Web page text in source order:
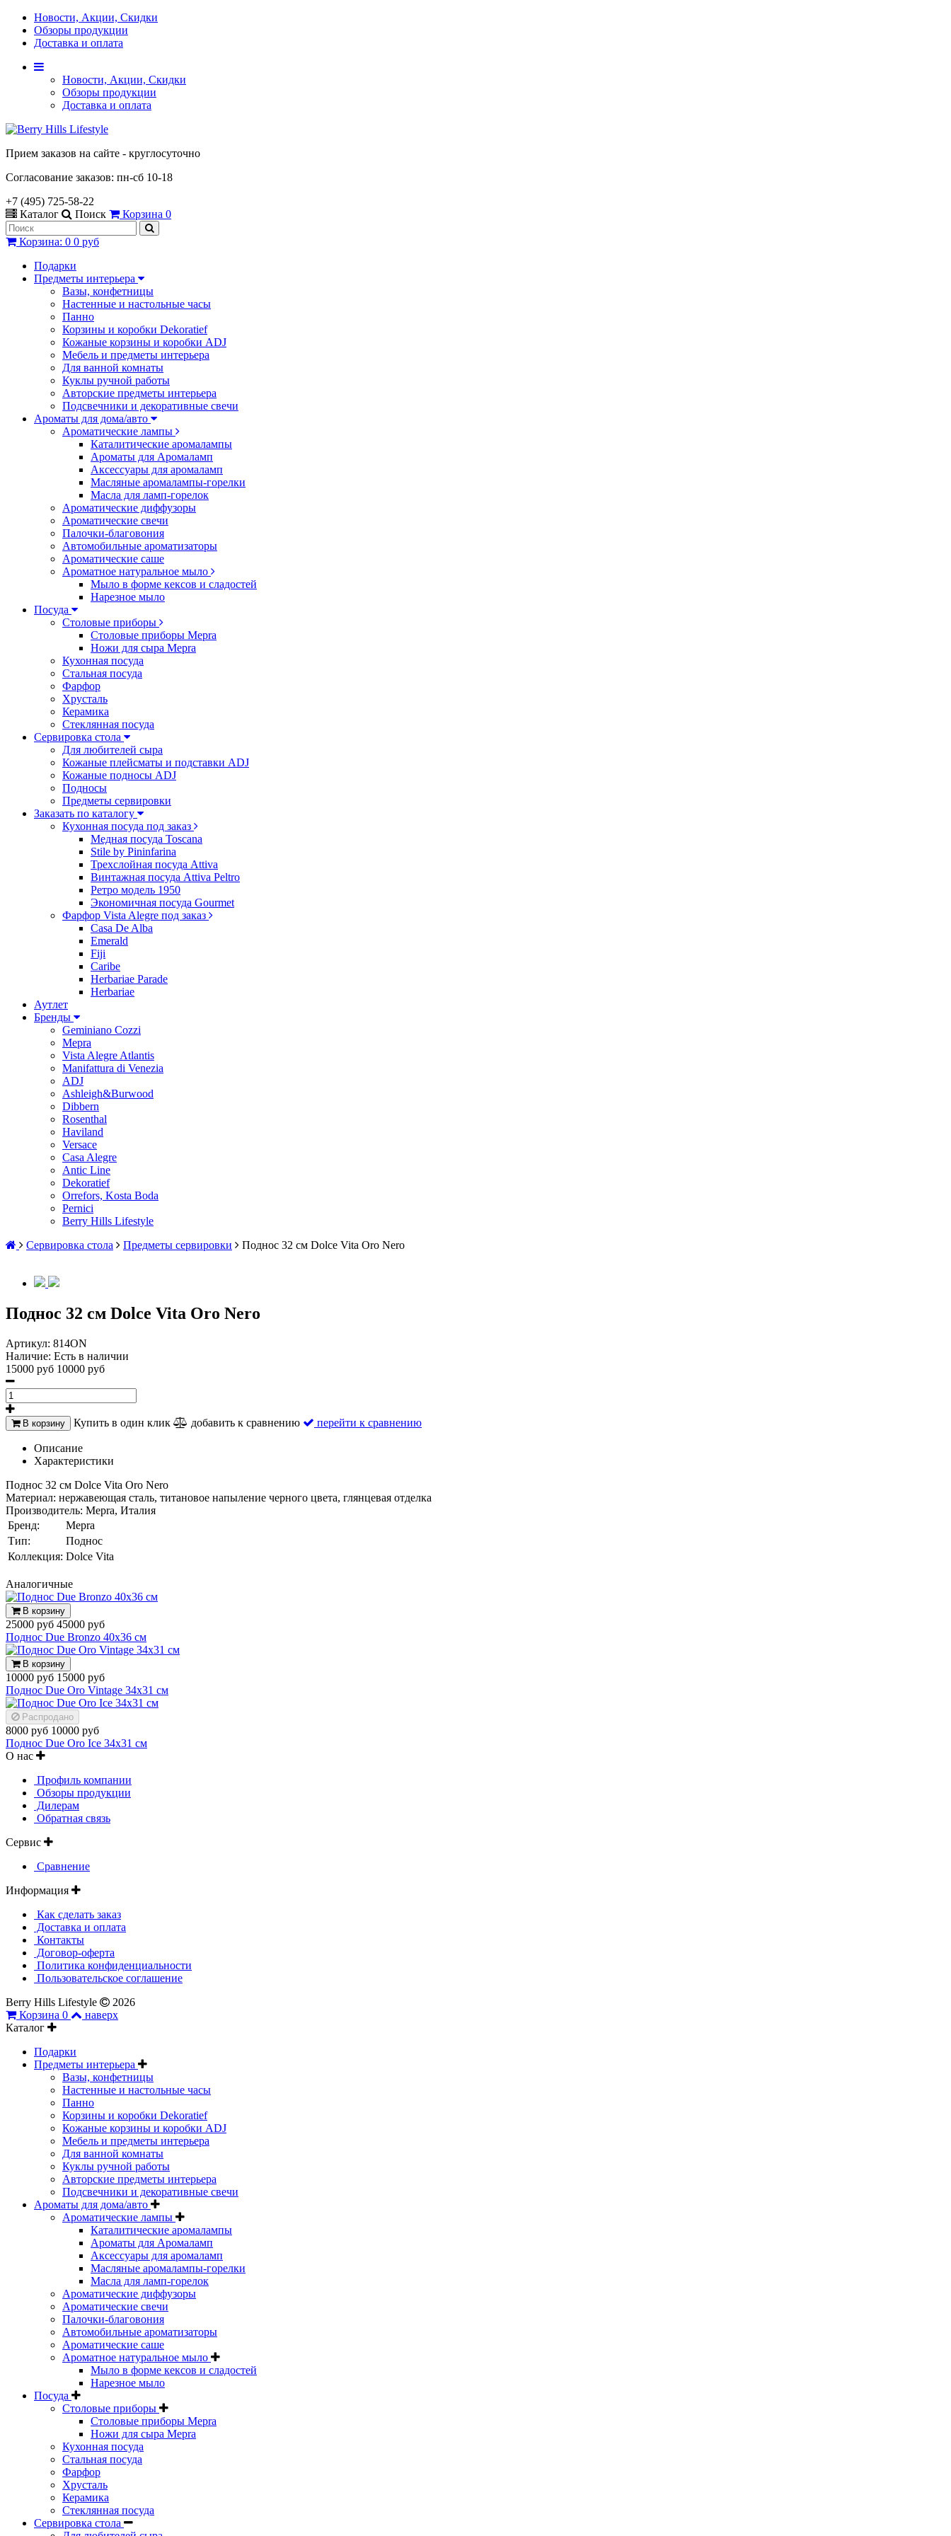
Новости, Акции, Скидки
Обзоры продукции
Доставка и оплата
Новости, Акции, Скидки
Обзоры продукции
Доставка и оплата
Прием заказов на сайте - круглосуточно
Согласование заказов: пн-сб 10-18
+7 (495) 725-58-22
Каталог
Поиск Корзина 0
Корзина: 0 0 руб
Подарки
Предметы интерьера
Вазы, конфетницы
Настенные и настольные часы
Панно
Корзины и коробки Dekoratief
Кожаные корзины и коробки ADJ
Мебель и предметы интерьера
Для ванной комнаты
Куклы ручной работы
Авторские предметы интерьера
Подсвечники и декоративные свечи
Ароматы для дома/авто
Ароматические лампы
Каталитические аромалампы
Ароматы для Аромаламп
Аксессуары для аромаламп
Масляные аромалампы-горелки
Масла для ламп-горелок
Ароматические диффузоры
Ароматические свечи
Палочки-благовония
Автомобильные ароматизаторы
Ароматические саше
Ароматное натуральное мыло
Мыло в форме кексов и сладостей
Нарезное мыло
Посуда
Столовые приборы
Столовые приборы Mepra
Ножи для сыра Mepra
Кухонная посуда
Стальная посуда
Фарфор
Хрусталь
Керамика
Стеклянная посуда
Сервировка стола
Для любителей сыра
Кожаные плейсматы и подставки ADJ
Кожаные подносы ADJ
Подносы
Предметы сервировки
Заказать по каталогу
Кухонная посуда под заказ
Медная посуда Toscana
Stile by Pininfarina
Трехслойная посуда Attiva
Винтажная посуда Attiva Peltro
Ретро модель 1950
Экономичная посуда Gourmet
Фарфор Vista Alegre под заказ
Casa De Alba
Emerald
Fiji
Caribe
Herbariae Parade
Herbariae
Аутлет
Бренды
Geminiano Cozzi
Mepra
Vista Alegre Atlantis
Manifattura di Venezia
ADJ
Ashleigh&Burwood
Dibbern
Rosenthal
Haviland
Versace
Casa Alegre
Antic Line
Dekoratief
Orrefors, Kosta Boda
Pernici
Berry Hills Lifestyle
Сервировка стола
Предметы сервировки Поднос 32 см Dolce Vita Oro Nero
Поднос 32 см Dolce Vita Oro Nero
Артикул: 814ON
Наличие: Есть в наличии
15000 руб 10000 руб
В корзину Купить в один клик добавить к сравнению перейти к сравнению
Описание
Характеристики
Поднос 32 см Dolce Vita Oro Nero
Материал: нержавеющая сталь, титановое напыление черного цвета, глянцевая отделка
Производитель: Mepra, Италия
Бренд:
Mepra
Тип:
Поднос
Коллекция: Dolce Vita
Аналогичные
В корзину
25000 руб 45000 руб
Поднос Due Bronzo 40х36 см
В корзину
10000 руб 15000 руб
Поднос Due Oro Vintage 34х31 см
Распродано
8000 руб 10000 руб
Поднос Due Oro Ice 34х31 см
О нас
Профиль компании
Обзоры продукции
Дилерам
Обратная связь
Сервис
Сравнение
Информация
Как сделать заказ
Доставка и оплата
Контакты
Договор-оферта
Политика конфиденциальности
Пользовательское соглашение
Berry Hills Lifestyle
2026
Корзина 0
наверх
Каталог
Подарки
Предметы интерьера
Вазы, конфетницы
Настенные и настольные часы
Панно
Корзины и коробки Dekoratief
Кожаные корзины и коробки ADJ
Мебель и предметы интерьера
Для ванной комнаты
Куклы ручной работы
Авторские предметы интерьера
Подсвечники и декоративные свечи
Ароматы для дома/авто
Ароматические лампы
Каталитические аромалампы
Ароматы для Аромаламп
Аксессуары для аромаламп
Масляные аромалампы-горелки
Масла для ламп-горелок
Ароматические диффузоры
Ароматические свечи
Палочки-благовония
Автомобильные ароматизаторы
Ароматические саше
Ароматное натуральное мыло
Мыло в форме кексов и сладостей
Нарезное мыло
Посуда
Столовые приборы
Столовые приборы Mepra
Ножи для сыра Mepra
Кухонная посуда
Стальная посуда
Фарфор
Хрусталь
Керамика
Стеклянная посуда
Сервировка стола